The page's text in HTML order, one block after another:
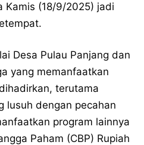
Kamis (18/9/2025) jadi
Desa Pulau Panjang dan
yang memanfaatkan
terutama
lusuh dengan pecahan
program lainnya
Paham (CBP) Rupiah